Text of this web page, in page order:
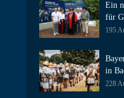
Ein
für
195
in
228